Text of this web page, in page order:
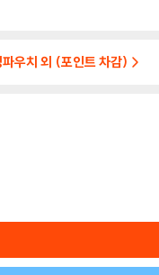
우치 외 (포인트 차감)